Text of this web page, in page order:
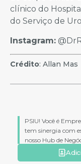
clínico do
do Serviço de
Instagram:
Crédito: Allan Mas
PSIU! Você é
tem sinergia com
nosso Hub de